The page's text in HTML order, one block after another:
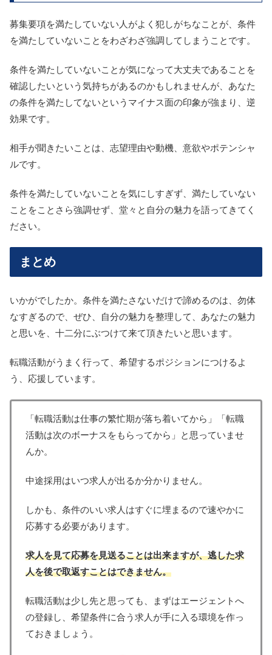
募集要項を満たしていない人がよく犯しがちなことが、条件
を満たしていないことをわざわざ強調してしまうことです。
条件を満たしていないことが気になって大丈夫であることを
確認したいという気持ちがあるのかもしれませんが、あなた
の条件を満たしてないというマイナス面の印象が強まり、逆
効果です。
相手が聞きたいことは、志望理由や動機、意欲やポテンシャ
ルです。
条件を満たしていないことを気にしすぎず、満たしていない
ことをことさら強調せず、堂々と自分の魅力を語ってきてく
ださい。
まとめ
いかがでしたか。条件を満たさないだけで諦めるのは、勿体
なすぎるので、ぜひ、自分の魅力を整理して、あなたの魅力
と思いを、十二分にぶつけて来て頂きたいと思います。
転職活動がうまく行って、希望するポジションにつけるよ
う、応援しています。
「転職活動は仕事の繁忙期が落ち着いてから」「転職
活動は次のボーナスをもらってから」と思っていませ
んか。
中途採用はいつ求人が出るか分かりません。
しかも、条件のいい求人はすぐに埋まるので速やかに
応募する必要があります。
求人を見て応募を見送ることは出来ますが、逃した求
人を後で取返すことはできません。
転職活動は少し先と思っても、まずはエージェントへ
の登録し、希望条件に合う求人が手に入る環境を作っ
ておきましょう。